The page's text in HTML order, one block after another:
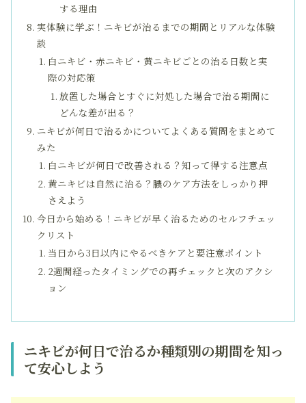
する理由
実体験に学ぶ！ニキビが治るまでの期間とリアルな体験
談
白ニキビ・赤ニキビ・黄ニキビごとの治る日数と実
際の対応策
放置した場合とすぐに対処した場合で治る期間に
どんな差が出る？
ニキビが何日で治るかについてよくある質問をまとめて
みた
白ニキビが何日で改善される？知って得する注意点
黄ニキビは自然に治る？膿のケア方法をしっかり押
さえよう
今日から始める！ニキビが早く治るためのセルフチェッ
クリスト
当日から3日以内にやるべきケアと要注意ポイント
2週間経ったタイミングでの再チェックと次のアクシ
ョン
ニキビが何日で治るか種類別の期間を知っ
て安心しよう